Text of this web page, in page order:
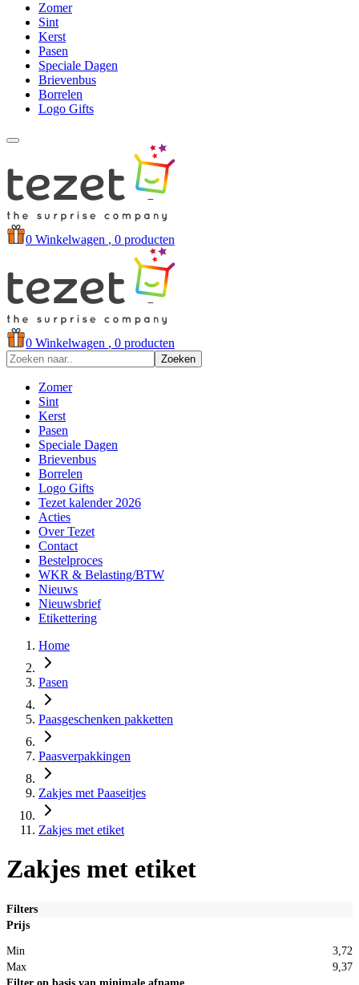
Zomer
Sint
Kerst
Pasen
Speciale Dagen
Brievenbus
Borrelen
Logo Gifts
0 Winkelwagen , 0 producten
0 Winkelwagen , 0 producten
Zoeken
Zomer
Sint
Kerst
Pasen
Speciale Dagen
Brievenbus
Borrelen
Logo Gifts
Tezet kalender 2026
Acties
Over Tezet
Contact
Bestelproces
WKR & Belasting/BTW
Nieuws
Nieuwsbrief
Etikettering
Home
Pasen
Paasgeschenken pakketten
Paasverpakkingen
Zakjes met Paaseitjes
Zakjes met etiket
Zakjes met etiket
Filters
Prijs
Min
3,72
Max
9,37